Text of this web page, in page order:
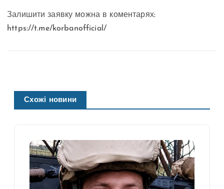
Залишити заявку можна в коментарях:
https://t.me/korbanofficial/
Схожі новини